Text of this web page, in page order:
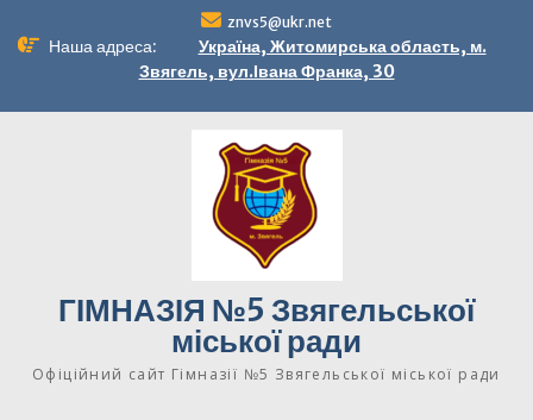
до
znvs5@ukr.net
Наша адреса:
Україна, Житомирська область, м.
Звягель, вул.Івана Франка, 30
ГІМНАЗІЯ №5 Звягельської
міської ради
Офіційний сайт Гімназії №5 Звягельської міської ради